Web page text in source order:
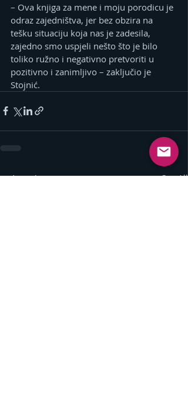
– Ova knjiga za mene i moju porodicu je
odraz zajedništva, jer bez obzira na
tešku situaciju koja nas je zadesila,
zajedno smo uspjeli nešto što je bilo
toliko ružno i negativno pretvoriti u
pozitivno i zanimljivo – zaključio je
Stojnić.
Related Posts See All